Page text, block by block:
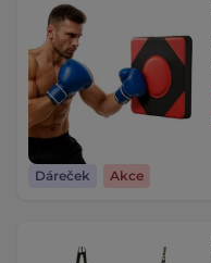
Dáreček Akce